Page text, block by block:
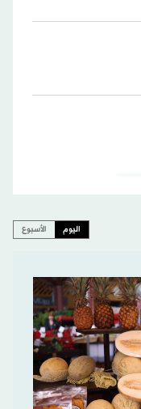
اليوم الأسبوع